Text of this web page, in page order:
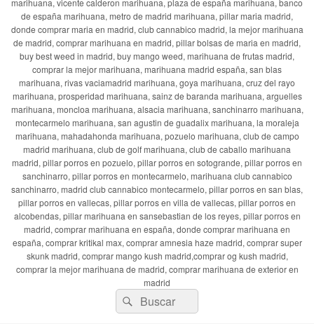
marihuana, vicente calderon marihuana, plaza de españa marihuana, banco
de españa marihuana, metro de madrid marihuana, pillar maria madrid,
donde comprar maria en madrid, club cannabico madrid, la mejor marihuana
de madrid, comprar marihuana en madrid, pillar bolsas de maria en madrid,
buy best weed in madrid, buy mango weed, marihuana de frutas madrid,
comprar la mejor marihuana, marihuana madrid españa, san blas
marihuana, rivas vaciamadrid marihuana, goya marihuana, cruz del rayo
marihuana, prosperidad marihuana, sainz de baranda marihuana, arguelles
marihuana, moncloa marihuana, alsacia marihuana, sanchinarro marihuana,
montecarmelo marihuana, san agustin de guadalix marihuana, la moraleja
marihuana, mahadahonda marihuana, pozuelo marihuana, club de campo
madrid marihuana, club de golf marihuana, club de caballo marihuana
madrid, pillar porros en pozuelo, pillar porros en sotogrande, pillar porros en
sanchinarro, pillar porros en montecarmelo, marihuana club cannabico
sanchinarro, madrid club cannabico montecarmelo, pillar porros en san blas,
pillar porros en vallecas, pillar porros en villa de vallecas, pillar porros en
alcobendas, pillar marihuana en sansebastian de los reyes, pillar porros en
madrid, comprar marihuana en españa, donde comprar marihuana en
españa, comprar kritikal max, comprar amnesia haze madrid, comprar super
skunk madrid, comprar mango kush madrid,comprar og kush madrid,
comprar la mejor marihuana de madrid, comprar marihuana de exterior en
madrid
Buscar
por:
Buscar